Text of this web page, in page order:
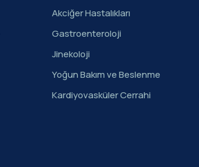
Akciğer Hastalıkları
Gastroenteroloji
Jinekoloji
Yoğun Bakım ve Beslenme
Kardiyovasküler Cerrahi